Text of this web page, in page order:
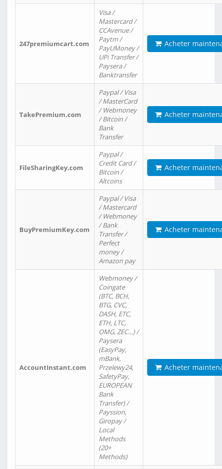
247premiumcart.com
Visa /
Mastercard /
CCAvenue /
Paytm /
PayUMoney /
UPi Transfer /
Paysera /
Banktransfer
Acheter
TakePremium.com
Paypal / Visa
/ MasterCard
/ Webmoney
/ Bitcoin /
Bank
Transfer
Acheter
FileSharingKey.com
Paypal /
Credit Card /
Bitcoin /
Altcoins
Acheter
BuyPremiumKey.com
Paypal / Visa
/ Mastercard
/ Webmoney
/ Bank
Transfer /
Perfect
money /
Amazon pay
Acheter
AccountInstant.com
Webmoney /
Coingate
(BTC, BCH,
BTG, CVC,
DASH, ETC,
ETH, LTC,
OMG, ZEC…) /
Paysera
(EasyPay,
mBank,
Przelewy24,
SafetyPay,
EUROPEAN
Bank
Transfer) /
Payssion,
Giropay /
Local
Methods
(20+
Methods)
Acheter